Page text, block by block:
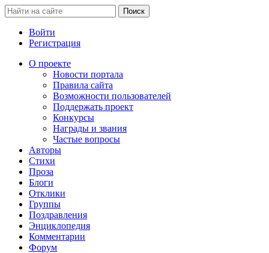
Войти
Регистрация
О проекте
Новости портала
Правила сайта
Возможности пользователей
Поддержать проект
Конкурсы
Награды и звания
Частые вопросы
Авторы
Стихи
Проза
Блоги
Отклики
Группы
Поздравления
Энциклопедия
Комментарии
Форум